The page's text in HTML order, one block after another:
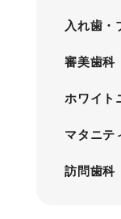
入れ歯・
審美歯科
ホワイト
マタニテ
訪問歯科